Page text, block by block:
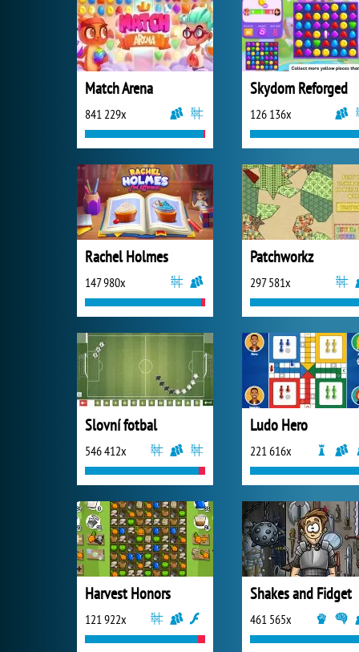
Match Arena
841 229x
Skydom Reforged
126 136x
Rachel Holmes
147 980x
Patchworkz
297 581x
Slovní fotbal
546 412x
Ludo Hero
221 616x
Harvest Honors
121 922x
Shakes and Fidget
461 565x